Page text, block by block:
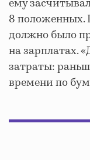
ему
8 положенных.
должно было
на зарплатах.
затраты:
времени по